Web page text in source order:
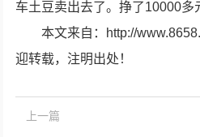
车土豆卖出去了。挣了10000多
本文来自：http://
迎转载，注明出处！
上一篇